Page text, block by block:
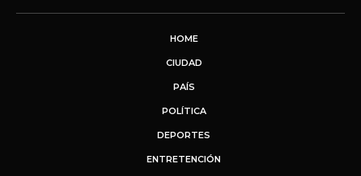
HOME
CIUDAD
PAÍS
POLÍTICA
DEPORTES
ENTRETENCIÓN